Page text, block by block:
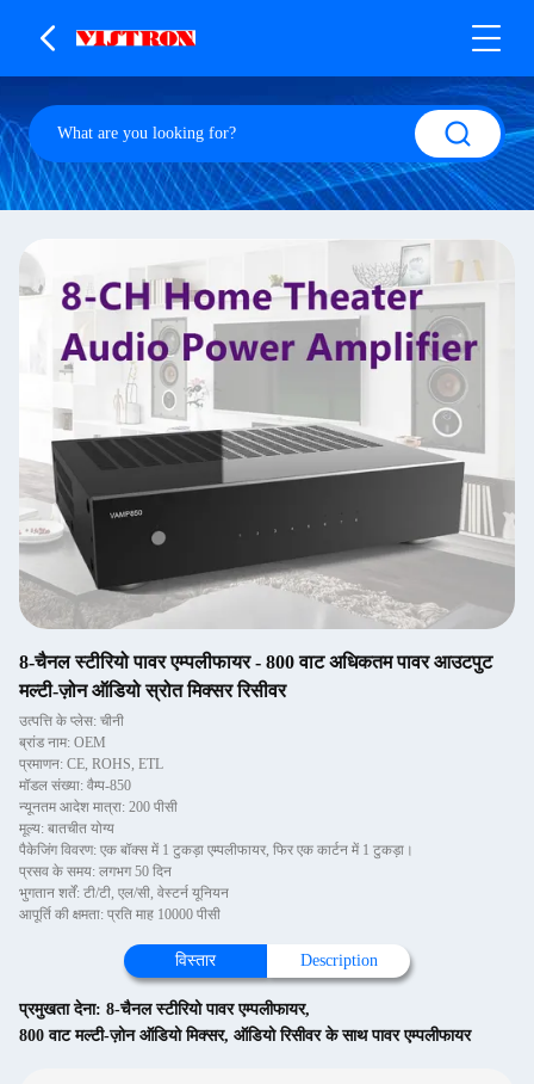
8-चैनल स्टीरियो पावर एम्पलीफायर - 800 वाट अधिकतम पावर आउटपुट
मल्टी-ज़ोन ऑडियो स्रोत मिक्सर रिसीवर
उत्पत्ति के प्लेस: चीनी
ब्रांड नाम: OEM
प्रमाणन: CE, ROHS, ETL
मॉडल संख्या: वैम्प-850
न्यूनतम आदेश मात्रा: 200 पीसी
मूल्य: बातचीत योग्य
पैकेजिंग विवरण: एक बॉक्स में 1 टुकड़ा एम्पलीफायर, फिर एक कार्टन में 1 टुकड़ा।
प्रसव के समय: लगभग 50 दिन
भुगतान शर्तें: टी/टी, एल/सी, वेस्टर्न यूनियन
आपूर्ति की क्षमता: प्रति माह 10000 पीसी
विस्तार Description
प्रमुखता देना: 8-चैनल स्टीरियो पावर एम्पलीफायर,
800 वाट मल्टी-ज़ोन ऑडियो मिक्सर, ऑडियो रिसीवर के साथ पावर एम्पलीफायर